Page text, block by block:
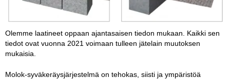
Olemme laatineet oppaan ajantasaisen tiedon mukaan. Kaikki sen
tiedot ovat vuonna 2021 voimaan tulleen jätelain muutoksen
mukaisia.
Molok-syväkeräysjärjestelmä on tehokas, siisti ja ympäristöä